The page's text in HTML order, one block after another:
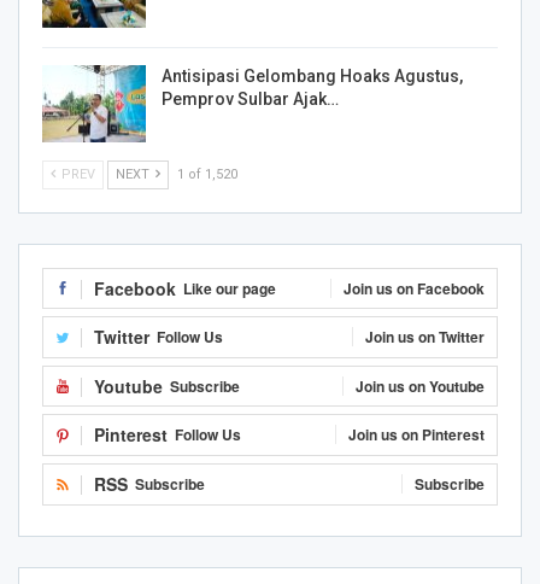
Antisipasi Gelombang Hoaks Agustus,
Pemprov Sulbar Ajak…
PREV NEXT 1 of 1,520
Facebook Like our page Join us on Facebook
Twitter Follow Us Join us on Twitter
Youtube Subscribe Join us on Youtube
Pinterest Follow Us Join us on Pinterest
RSS Subscribe Subscribe